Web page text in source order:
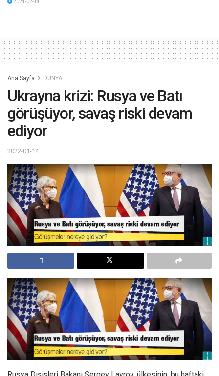
2024-02-14
Ana Sayfa DÜNYA
Ukrayna krizi: Rusya ve Batı
görüşüyor, savaş riski devam
ediyor
2022-01-14
Rusya Dışişleri Bakanı Sergey Lavrov, ülkesinin, bu haftaki